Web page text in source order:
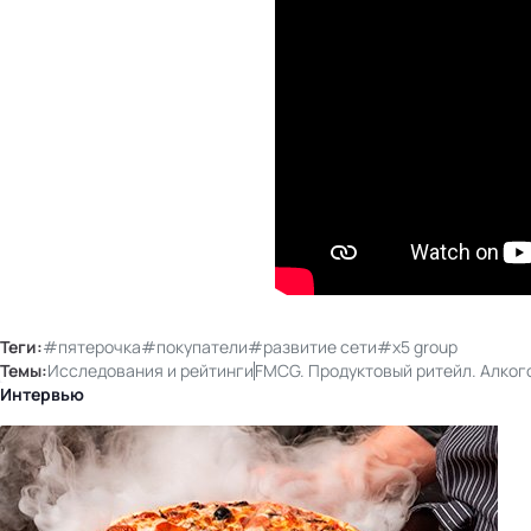
Теги:#пятерочка#покупатели#развитие сети#x5 group
Темы:Исследования и рейтингиFMCG. Продуктовый ритейл.
Интервью